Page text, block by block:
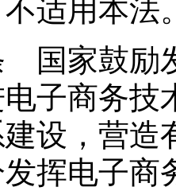
适用本法
家鼓励发
子商务技
设，营造
挥电子商